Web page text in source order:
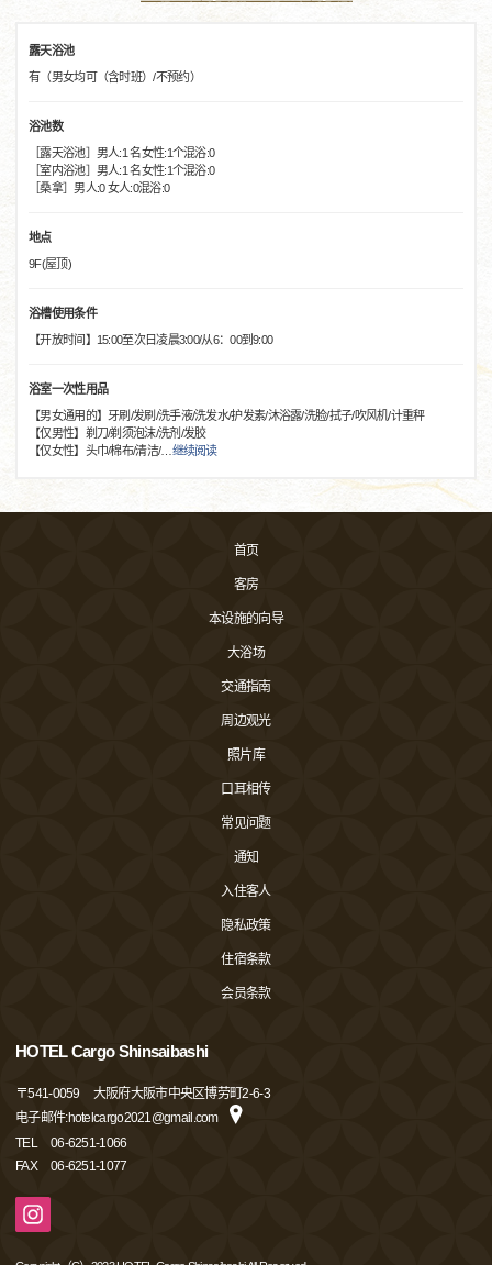
露天浴池
有（男女均可（含时班）/不预约）
浴池数
［露天浴池］男人:1 名女性:1个混浴:0
［室内浴池］男人:1 名女性:1个混浴:0
［桑拿］男人:0 女人:0混浴:0
地点
9F(屋顶)
浴槽使用条件
【开放时间】15:00至次日凌晨3:00/从6：00到9:00
浴室一次性用品
【男女通用的】牙刷/发刷/洗手液/洗发水/护发素/沐浴露/洗脸/拭子/吹风机/计重秤
【仅男性】剃刀/剃须泡沫/洗剂/发胶
【仅女性】头巾/棉布/清洁/… 继续阅读
首页
客房
本设施的向导
大浴场
交通指南
周边观光
照片库
口耳相传
常见问题
通知
入住客人
隐私政策
住宿条款
会员条款
HOTEL Cargo Shinsaibashi
〒541-0059
大阪府大阪市中央区博劳町2-6-3
电子邮件:hotelcargo2021@gmail.com
TEL
06-6251-1066
FAX
06-6251-1077